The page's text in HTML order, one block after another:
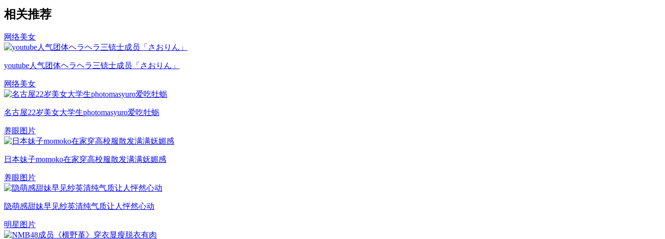
相关推荐
网络美女
youtube人气团体ヘラヘラ三铳士成员「さおりん」
网络美女
名古屋22岁美女大学生photomasyuro爱吃牡蛎
养眼图片
日本妹子momoko在家穿高校服散发满满妩媚感
养眼图片
隐萌感甜妹早见纱英清纯气质让人怦然心动
明星图片